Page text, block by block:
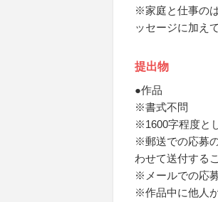
※家庭と仕事の
ッセージに加え
提出物
●作品
※書式不問
※1600字程度と
※郵送での応募
わせて送付する
※メールでの応
※作品中に他人